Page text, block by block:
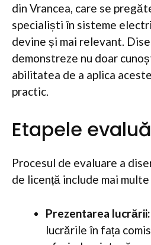
din Vrancea, care se
specialiști în sisteme
devine și mai relevant.
demonstreze nu doar
abilitatea de a aplica
practic.
Etapele
Procesul de evaluare a
de licență include mai
Prezentarea lucrării:
lucrările în fața